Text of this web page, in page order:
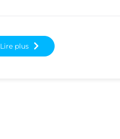
Lire plus